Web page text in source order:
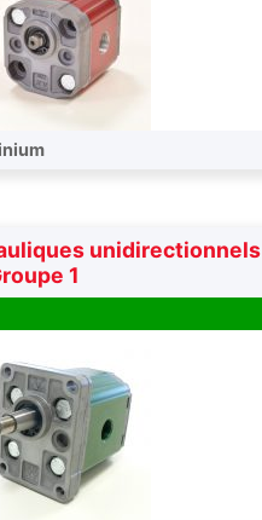
unidirectionnels
1